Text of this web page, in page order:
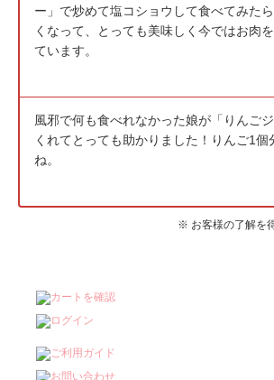
ー」で炒めて塩コショウして食べてみた
くなって、とっても美味しく今ではお肉
ています。
風邪で何も食べれなかった娘が「りんご
くれてとっても助かりました！りんご1個
ね。
※ お客様の了解を